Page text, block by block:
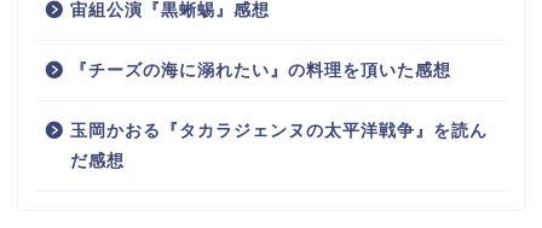
宙組公演『黒蜥蜴』感想
『チーズの海に溺れたい』の料理を頂いた感想
玉岡かおる『タカラジェンヌの太平洋戦争』を読ん
だ感想